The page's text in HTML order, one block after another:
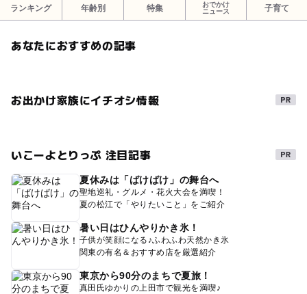
ランキング 年齢別 特集
おでかけ
ニュース
子育て
あなたにおすすめの記事
お出かけ家族にイチオシ情報
いこーよとりっぷ 注目記事
夏休みは「ばけばけ」の舞台へ
聖地巡礼・グルメ・花火大会を満喫！
夏の松江で「やりたいこと」をご紹介
暑い日はひんやりかき氷！
子供が笑顔になる♪ふわふわ天然かき氷
関東の有名＆おすすめ店を厳選紹介
東京から90分のまちで夏旅！
真田氏ゆかりの上田市で観光を満喫♪